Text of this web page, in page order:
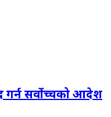
गर्न सर्वोच्चको आदेश